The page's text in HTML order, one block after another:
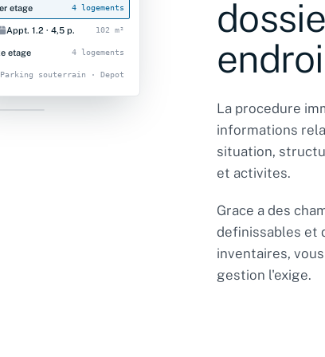
etage 4 logements
Appt. 1.2 · 4,5 p. 102 m²
etage 4 logements
Sous-sol
Parking souterrain · Depot
La procedure
informations
situation,
et activites.
Grace a des
definissables et
inventaires,
gestion l'exige.